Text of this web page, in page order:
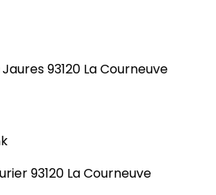
93120 La Courneuve
93120 La Courneuve